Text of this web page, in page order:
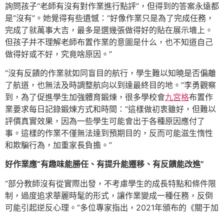
詢問孩子“老師有沒有對作業進行點評”，但得到的答案永遠都
是“沒有”。她覺得有些遺憾：“好像作業只是為了完成任務，
完成了就萬事大吉，最多是選幾張做得好的貼在展示墻上。
但孩子并不理解老師布置作業的意圖是什么，也不知道自己
做得好或不好，究竟啥原因。”
“沒有反饋的作業就如同盲目的航行，學生難以知曉是否偏離
了航道，也無法及時調整航向以到達最終目的地。”李勇觀察
到，為了促進學生加強體育鍛煉，很多學校會九宮格布置作
業要求每日記錄鍛煉方式和時間：“這樣做初衷雖好，但難以
評價真實效果，因為一些學生可能會出于各種原因應付了
事。這樣的作業不僅無法達到預期目的，反而可能滋生惰性
和欺騙行為，加重家長負擔。”
好作業應“有趣味能勝任、有提升能遷移、有反饋能改進”
“部分教師沒有從實際出發，不考慮學生的成長特點和條件限
制，過度追求華麗時髦的形式，讓作業變成一種任務，反倒
可能引起逆反心理。”多位專家指出，2021年頒布的《關于加